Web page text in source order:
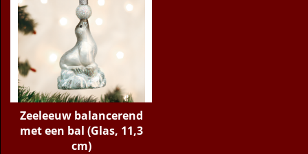
Zeeleeuw balancerend
met een bal (Glas, 11,3
cm)